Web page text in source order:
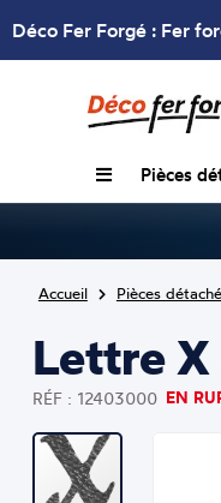
Déco Fer Forgé : Fer
Pièces
Accueil Pièces
Lettre
RÉF : 12403000 EN